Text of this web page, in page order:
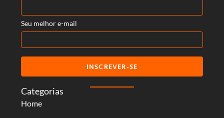
Categorias
Home
Seu melhor e-mail
INSCREVER-SE